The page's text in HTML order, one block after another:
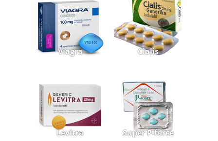
Viagra Cialis
Levitra Super P-force